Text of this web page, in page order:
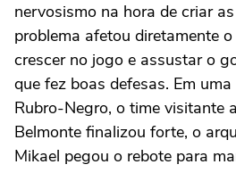
nervosismo na hora de criar
problema afetou diretamente
crescer no jogo e assustar o
que fez boas defesas. Em
Rubro-Negro, o time visitante
Belmonte finalizou forte, o
Mikael pegou o rebote para